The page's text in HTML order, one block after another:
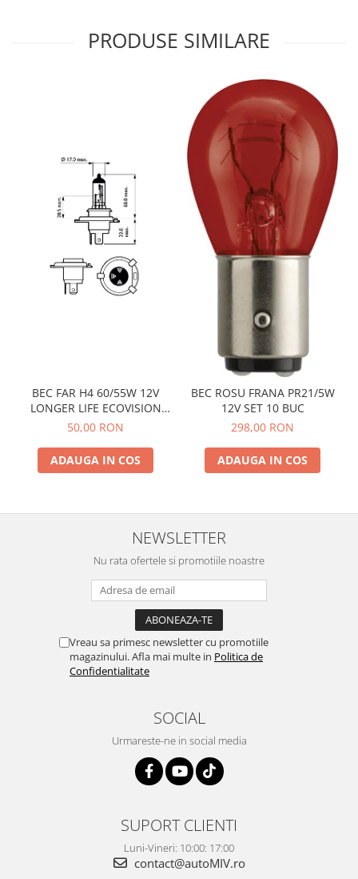
PRODUSE SIMILARE
BEC FAR H4 60/55W 12V
LONGER LIFE ECOVISION
PHILIPS
50,00 RON
ADAUGA IN COS
BEC ROSU FRANA PR21/5W
12V SET 10 BUC
298,00 RON
ADAUGA IN COS
NEWSLETTER
Nu rata ofertele si promotiile noastre
Vreau sa primesc newsletter cu promotiile
magazinului. Afla mai multe in Politica de
Confidentialitate
SOCIAL
Urmareste-ne in social media
SUPORT CLIENTI
Luni-Vineri: 10:00: 17:00
contact@autoMIV.ro